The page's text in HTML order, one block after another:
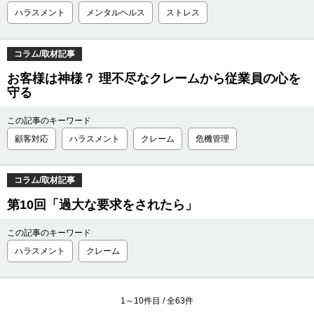
ハラスメント
メンタルヘルス ストレス
コラム/取材記事
お客様は神様？ 理不尽なクレームから従業員の心を
守る
この記事のキーワード
顧客対応
ハラスメント クレーム 危機管理
コラム/取材記事
第10回「過大な要求をされたら」
この記事のキーワード
ハラスメント
クレーム
1 ～ 10件目 / 全63件